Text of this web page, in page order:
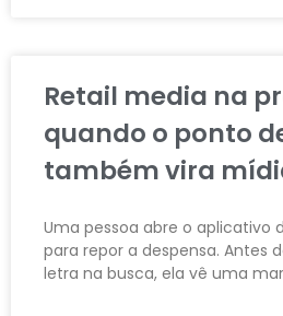
Retail media na
quando o ponto
também vira
Uma pessoa abre o aplicativo
para repor a despensa. Antes
letra na busca, ela vê uma